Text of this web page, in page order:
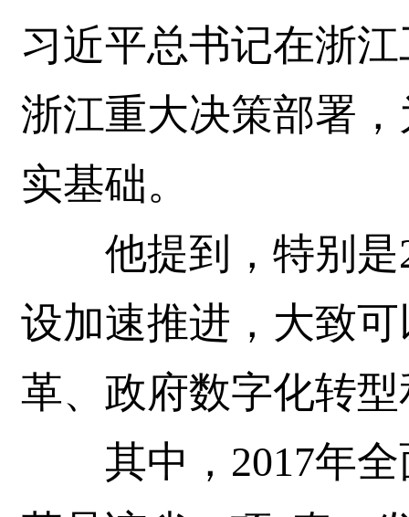
习近平总书记在浙
浙江重大决策部署
实基础。
他提到，特别是
设加速推进，大致
革、政府数字化转
其中，2017年全